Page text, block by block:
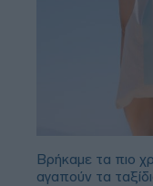
Βρήκαμε τα πιο
αγαπούν τα